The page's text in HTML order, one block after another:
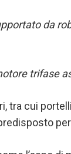
da
trifase
tra cui